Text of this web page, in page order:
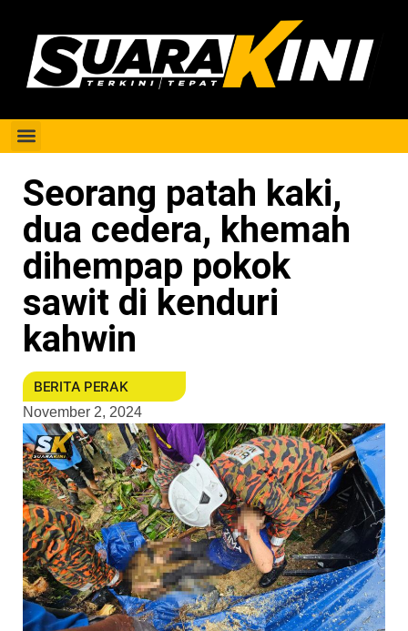
Seorang patah kaki,
dua cedera, khemah
dihempap pokok
sawit di kenduri
kahwin
BERITA PERAK
November 2, 2024